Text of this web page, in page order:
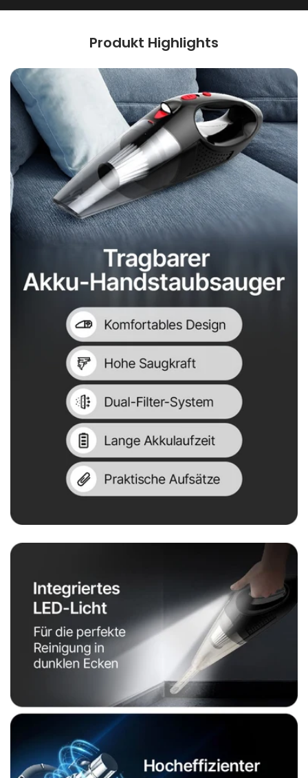
Produkt Highlights